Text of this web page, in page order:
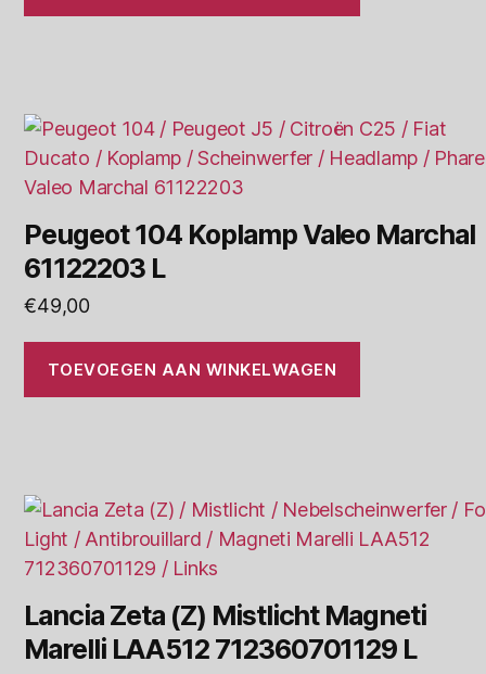
Peugeot 104 Koplamp Valeo Marchal
61122203 L
€49,00
TOEVOEGEN AAN WINKELWAGEN
Lancia Zeta (Z) Mistlicht Magneti
Marelli LAA512 712360701129 L